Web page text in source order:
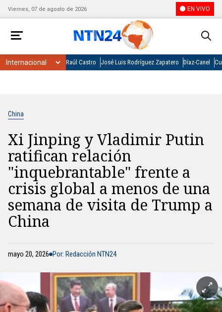
Viernes, 07 de agosto de 2026 EN VIVO
Raúl Castro José Luis Rodríguez Zapatero Díaz-Canel
China
Xi Jinping y Vladimir Putin
ratifican relación
"inquebrantable" frente a
crisis global a menos de una
semana de visita de Trump a
China
mayo 20, 2026 Por: Redacción NTN24